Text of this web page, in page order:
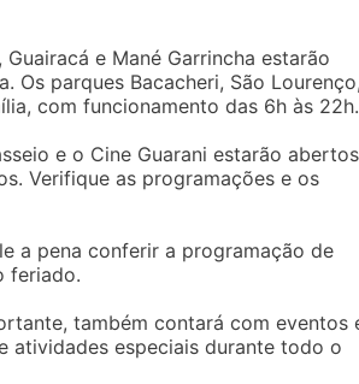
e Mané Garrincha estarão
Os parques Bacacheri, São
com funcionamento das 6h às 22h.
e o Cine Guarani estarão abertos
Verifique as programações e os
a pena conferir a programação de
feriado.
também contará com eventos
atividades especiais durante todo o